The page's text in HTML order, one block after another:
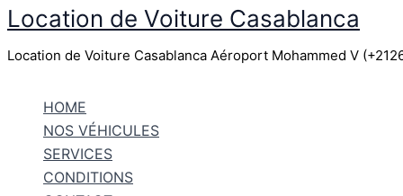
Aller
contenu
Location de Voiture Casablanca
Location de Voiture Casablanca Aéroport Mohammed V
HOME
NOS VÉHICULES
SERVICES
CONDITIONS